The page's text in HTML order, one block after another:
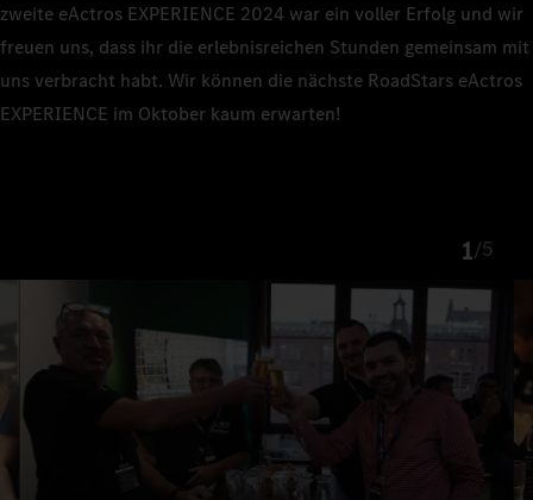
zweite eActros EXPERIENCE 2024 war ein voller Erfolg und wir
freuen uns, dass ihr die erlebnisreichen Stunden gemeinsam mit
uns verbracht habt. Wir können die nächste RoadStars eActros
EXPERIENCE im Oktober kaum erwarten!
1/5